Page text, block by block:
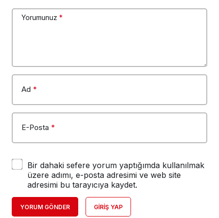
Yorumunuz *
Ad *
E-Posta *
Bir dahaki sefere yorum yaptığımda kullanılmak
üzere adımı, e-posta adresimi ve web site
adresimi bu tarayıcıya kaydet.
YORUM GÖNDER GIRIŞ YAP